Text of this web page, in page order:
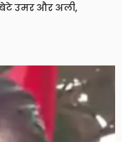
उमर और अली,